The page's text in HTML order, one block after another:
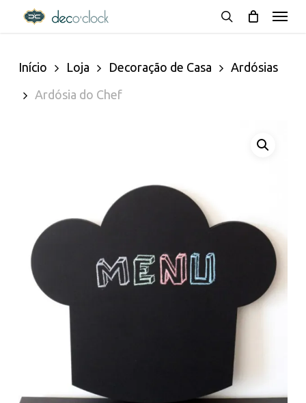
decoclock.pt
main
content
Menu
Início Loja Decoração de Casa
Ardósias
Ardósia do Chef